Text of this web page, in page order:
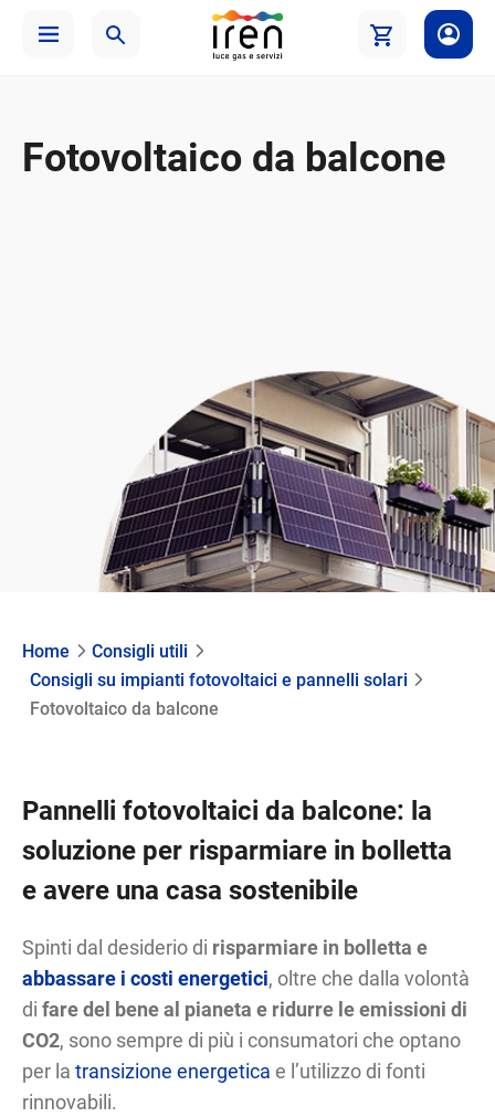
Fotovoltaico da balcone
Home
Consigli utili
Consigli su impianti fotovoltaici e pannelli solari
Fotovoltaico da balcone
Pannelli fotovoltaici da balcone: la
soluzione per risparmiare in bolletta
e avere una casa sostenibile
Spinti dal desiderio di risparmiare in bolletta e
abbassare i costi energetici, oltre che dalla volontà
difare del bene al pianeta e ridurre le emissioni di
CO2, sono sempre di più i consumatori che optano
per latransizione energetica e l’utilizzo di fonti
rinnovabili.